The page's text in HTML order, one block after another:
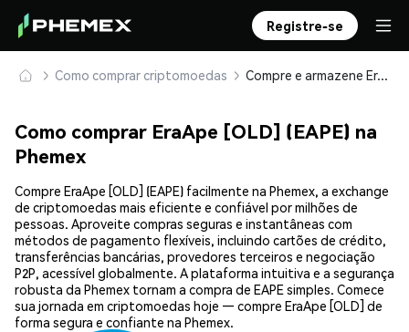
Registre-se
Como comprar criptomoedas Compre e armazene EraApe [OLD] (EAPE) com segurança
Como comprar EraApe [OLD] (EAPE) na
Phemex
Compre EraApe [OLD] (EAPE) facilmente na Phemex, a exchange
de criptomoedas mais eficiente e confiável por milhões de
pessoas. Aproveite compras seguras e instantâneas com
métodos de pagamento flexíveis, incluindo cartões de crédito,
transferências bancárias, provedores terceiros e negociação
P2P, acessível globalmente. A plataforma intuitiva e a segurança
robusta da Phemex tornam a compra de EAPE simples. Comece
sua jornada em criptomoedas hoje — compre EraApe [OLD] de
forma segura e confiante na Phemex.